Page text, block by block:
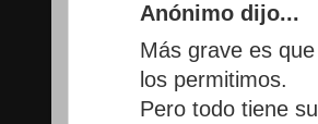
Anónimo dijo...
Más grave es
los permitimos.
Pero todo tiene